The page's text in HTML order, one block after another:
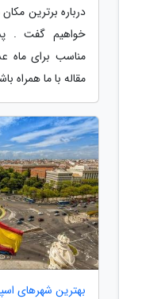
درباره برترین
خواهیم گفت .
مناسب برای ماه
مقاله با ما همراه
بهترین شهرهای